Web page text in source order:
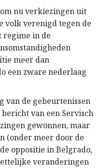
nu verkiezingen uit
volk verenigd tegen de
regime in de
meer dan
een zware nederlaag
van de gebeurtenissen
van een Servisch
gewonnen, maar
(onder meer door de
oppositie in Belgrado,
veranderingen